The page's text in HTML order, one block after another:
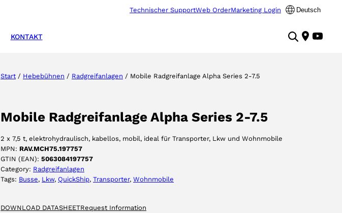
Technischer SupportWeb OrderMarketing Login Deutsch
KONTAKT
Start / Hebebühnen / Radgreifanlagen / Mobile Radgreifanlage Alpha Series 2-7.5
Mobile Radgreifanlage Alpha Series 2-7.5
2 x 7,5 t, elektrohydraulisch, kabellos, mobil, ideal für Transporter, Lkw und Wohnmobile
MPN: RAV.MCH75.197757
GTIN (EAN): 5063084197757
Category: Radgreifanlagen
Tags: Busse, Lkw, QuickShip, Transporter, Wohnmobile
DOWNLOAD DATASHEETRequest Information